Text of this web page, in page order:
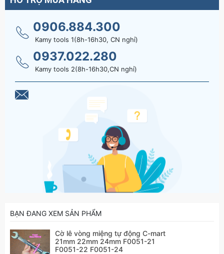
0906.884.300
Kamy tools 1(8h-16h30, CN nghỉ)
0937.022.280
Kamy tools 2(8h-16h30,CN nghỉ)
BẠN ĐANG XEM SẢN PHẨM
Cờ lê vòng miệng tự động C-mart
21mm 22mm 24mm F0051-21
F0051-22 F0051-24